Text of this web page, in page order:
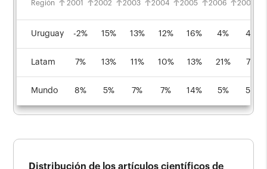
Región 2001 2002 2003 2004 2005 2006 2007
Uruguay -2% 15% 13% 12% 16% 4% 4%
Latam 7% 13% 11% 10% 13% 21% 7%
Mundo 8% 5% 7% 7% 14% 5% 5%
Distribución de los artículos científicos de